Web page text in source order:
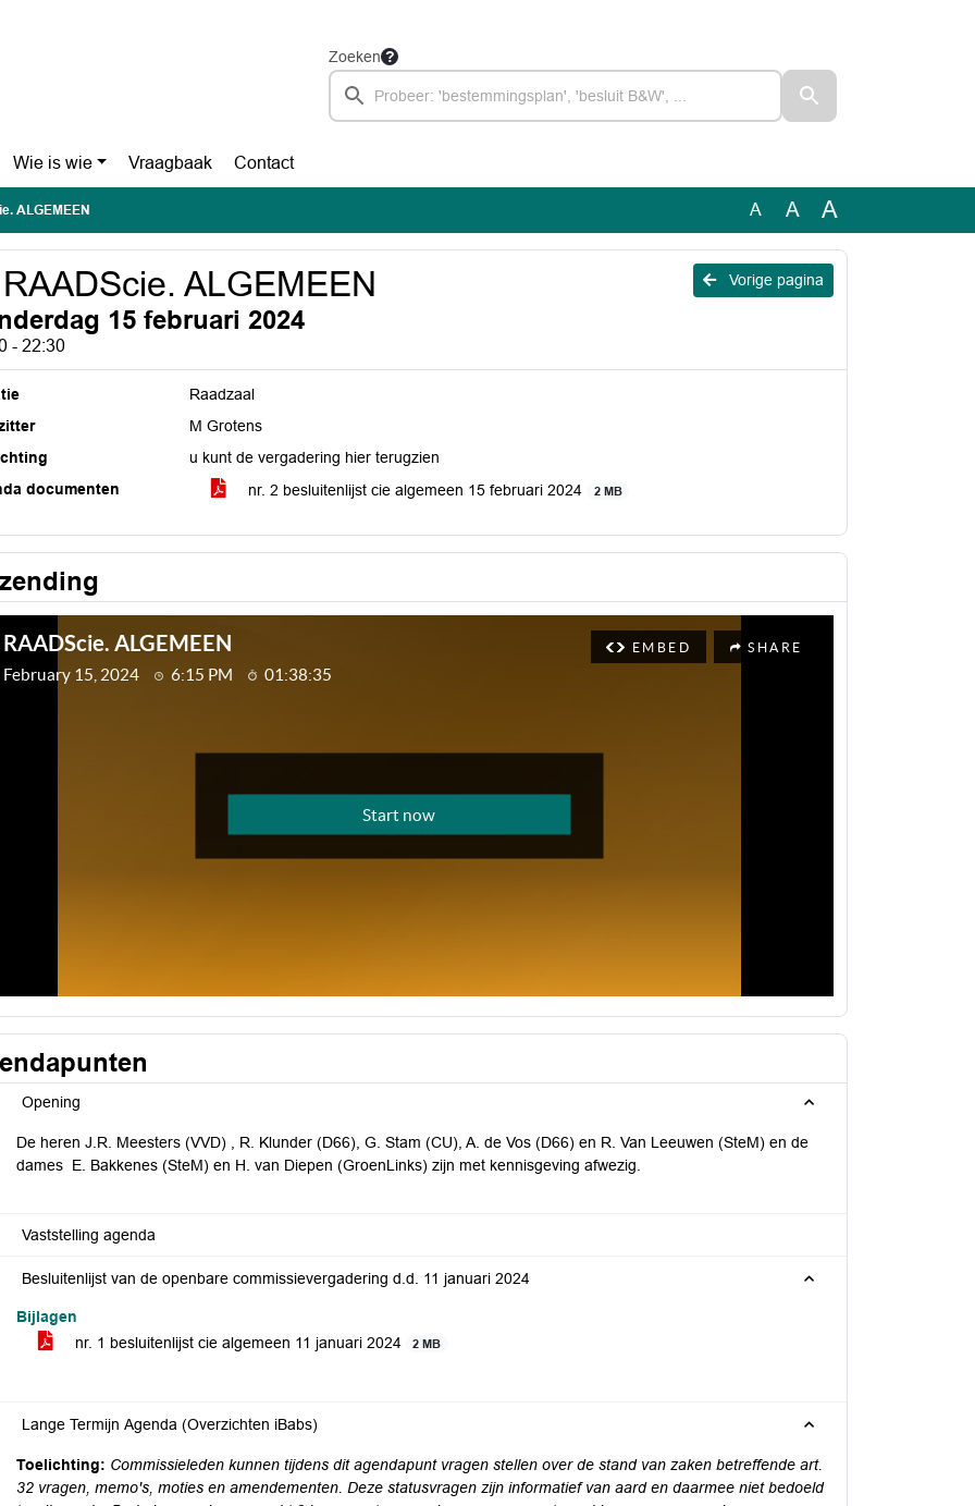
Zoeken
Wie is wie Vraagbaak Contact
ALGEMEEN A A A
Vorige pagina
ALGEMEEN
15 februari 2024
- 22:30
Raadzaal
M Grotens
u kunt de vergadering hier terugzien
documenten
nr. 2 besluitenlijst cie algemeen 15 februari 2024 2 MB
Opening
De heren J.R. Meesters (VVD) , R. Klunder (D66), G. Stam (CU), A. de Vos (D66) en R. Van Leeuwen (SteM) en de
dames E. Bakkenes (SteM) en H. van Diepen (GroenLinks) zijn met kennisgeving afwezig.
Vaststelling agenda
Besluitenlijst van de openbare commissievergadering d.d. 11 januari 2024
Bijlagen
nr. 1 besluitenlijst cie algemeen 11 januari 2024
2 MB
Lange Termijn Agenda (Overzichten iBabs)
Toelichting: Commissieleden kunnen tijdens dit agendapunt vragen stellen over de stand van zaken betreffende art.
32 vragen, memo's, moties en amendementen. Deze statusvragen zijn informatief van aard en daarmee niet bedoeld